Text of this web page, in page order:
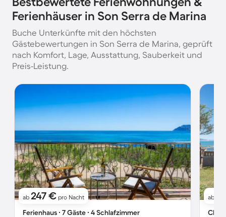
Ferienhäuser in Son Serra de Marina
Buche Unterkünfte mit den höchsten
Gästebewertungen in Son Serra de Marina, geprüft
nach Komfort, Lage, Ausstattung, Sauberkeit und
Preis-Leistung.
ab 247 € pro Nacht
Ferienhaus ∙ 7 Gäste ∙ 4 Schlafzimmer
ab